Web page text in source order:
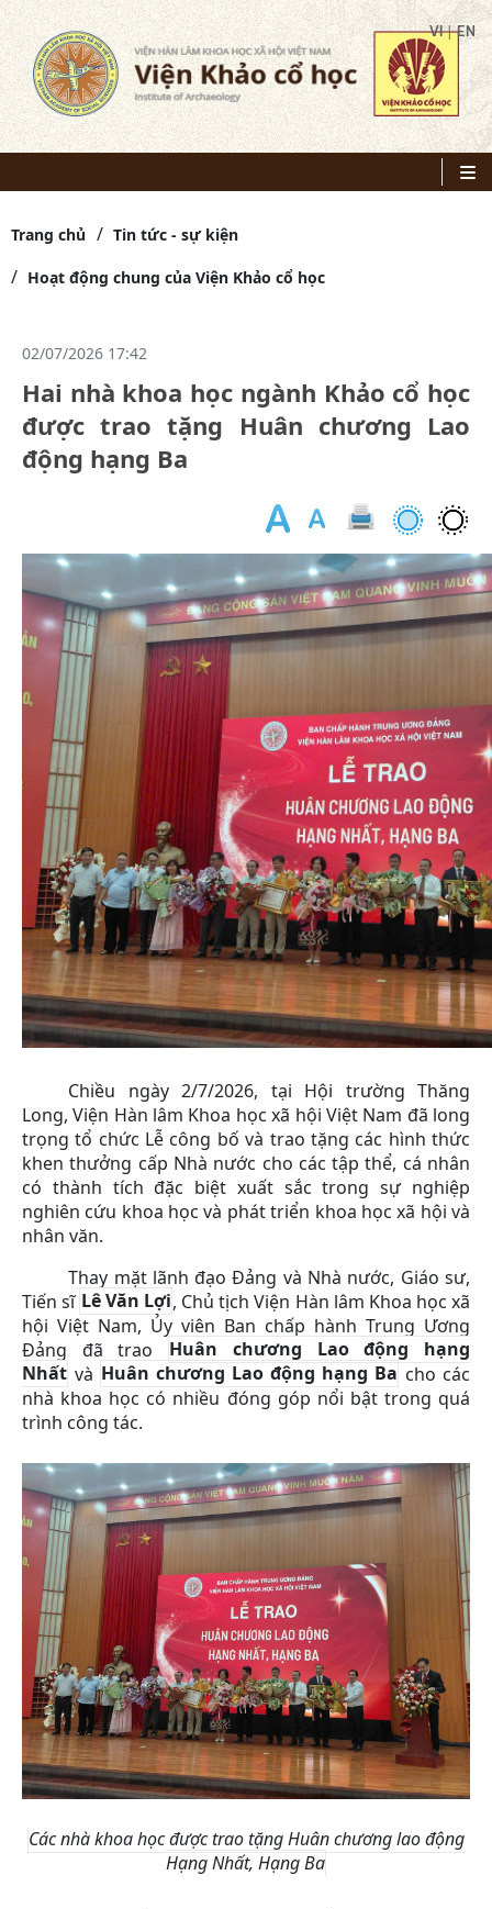
VI|EN
Trang chủ Tin tức - sự kiện
Hoạt động chung của Viện Khảo cổ học
02/07/2026 17:42
Hai nhà khoa học ngành Khảo cổ học
được trao tặng Huân chương Lao
động hạng Ba
Chiều ngày 2/7/2026, tại Hội trường Thăng
Long, Viện Hàn lâm Khoa học xã hội Việt Nam đã long
trọng tổ chức Lễ công bố và trao tặng các hình thức
khen thưởng cấp Nhà nước cho các tập thể, cá nhân
có thành tích đặc biệt xuất sắc trong sự nghiệp
nghiên cứu khoa học và phát triển khoa học xã hội và
nhân văn.
Thay mặt lãnh đạo Đảng và Nhà nước, Giáo sư,
Tiến sĩ Lê Văn Lợi, Chủ tịch Viện Hàn lâm Khoa học xã
hội Việt Nam, Ủy viên Ban chấp hành Trung Ương
Đảng đã trao Huân chương Lao động hạng
Nhất và Huân chương Lao động hạng Ba cho các
nhà khoa học có nhiều đóng góp nổi bật trong quá
trình công tác.
Các nhà khoa học được trao tặng Huân chương lao động
Hạng Nhất, Hạng Ba